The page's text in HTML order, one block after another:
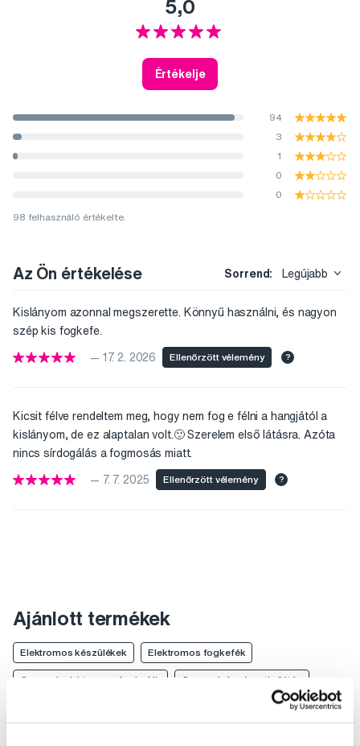
5,0
Értékelje
94
3
1
0
0
98 felhasználó értékelte.
Az Ön értékelése Sorrend: Legújabb
Kislányom azonnal megszerette. Könnyű használni, és nagyon
szép kis fogkefe.
— 17. 2. 2026 Ellenőrzött vélemény ?
Kicsit félve rendeltem meg, hogy nem fog e félni a hangjától a
kislányom, de ez alaptalan volt.🙂 Szerelem első látásra. Azóta
nincs sírdogálás a fogmosás miatt.
— 7. 7. 2025 Ellenőrzött vélemény ?
Ajánlott termékek
Elektromos készülékek Elektromos fogkefék
Gyermek elektromos fogkefék Gyermek fogászati ellátás